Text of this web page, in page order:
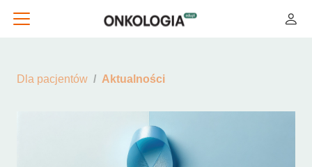
Dla pacjentów Aktualności